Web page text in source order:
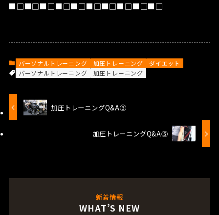
■□■□■□■□■□■□■□■□■□■□
パーソナルトレーニング 加圧トレーニング
ダイエット
パーソナルトレーニング
加圧トレーニング
加圧トレーニングQ&A③
加圧トレーニングQ&A⑤
新着情報
WHAT’S NEW